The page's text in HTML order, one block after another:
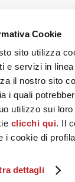
Cookie
sito utilizza
e servizi in
il nostro sito
i quali
utilizzo sui
clicchi qui. Il
i cookie di
dettagli
- Italy
e P.IVA